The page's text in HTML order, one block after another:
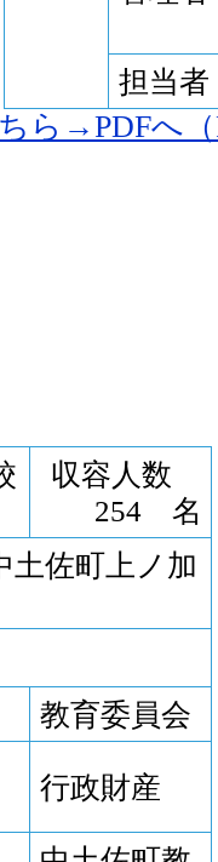
担当者
ら→PDFへ（
収容人数
254 名
佐町上ノ加
教育委員会
行政財産